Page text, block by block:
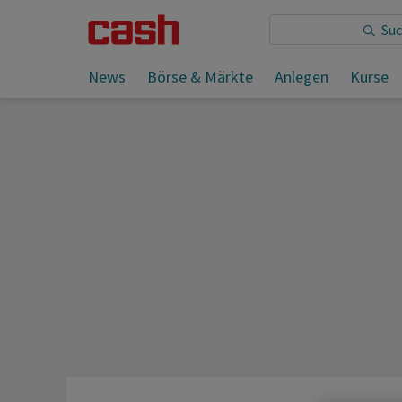
News Börse & Märkte Anlegen Kurse
Sie lesen: